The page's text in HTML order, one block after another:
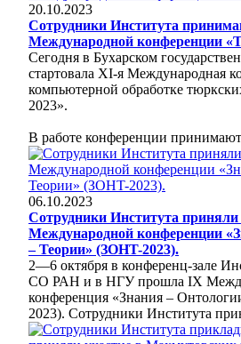
20.10.2023
Сотрудники Института
Международной конференции
Сегодня в Бухарском
стартовала XI-я Международная
компьютерной обработке
2023».
В работе конференции
06.10.2023
Сотрудники Института приняли
Международной конференции
– Теории» (ЗОНT-2023).
2—6 октября в конференц-зале
СО РАН и в НГУ прошла IX
конференция «Знания –
2023). Сотрудники Института